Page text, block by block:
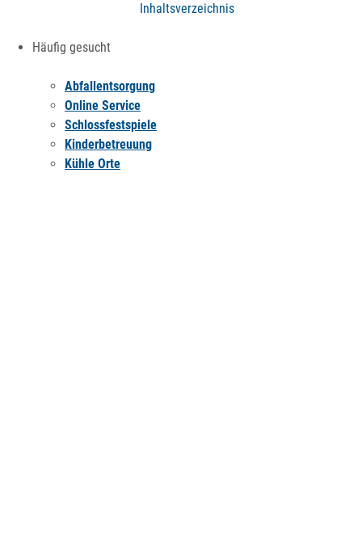
Inhaltsverzeichnis
Häufig gesucht
Abfallentsorgung
Online Service
Schlossfestspiele
Kinderbetreuung
Kühle Orte